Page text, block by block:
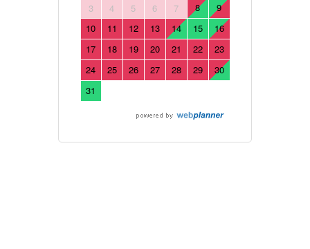
3
4 5 6 7 8
9
10
11 12 13 14 15
16
17
18 19 20 21 22
23
24
25 26 27 28 29
30
31